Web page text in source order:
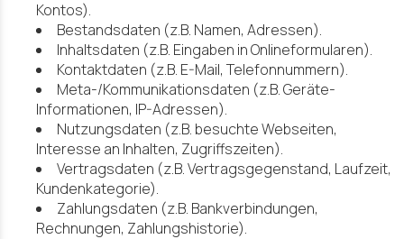
Kontos).
Bestandsdaten (z.B. Namen, Adressen).
Inhaltsdaten (z.B. Eingaben in Onlineformularen).
Kontaktdaten (z.B. E-Mail, Telefonnummern).
Meta-/Kommunikationsdaten (z.B. Geräte-
Informationen, IP-Adressen).
Nutzungsdaten (z.B. besuchte Webseiten,
Interesse an Inhalten, Zugriffszeiten).
Vertragsdaten (z.B. Vertragsgegenstand, Laufzeit,
Kundenkategorie).
Zahlungsdaten (z.B. Bankverbindungen,
Rechnungen, Zahlungshistorie).